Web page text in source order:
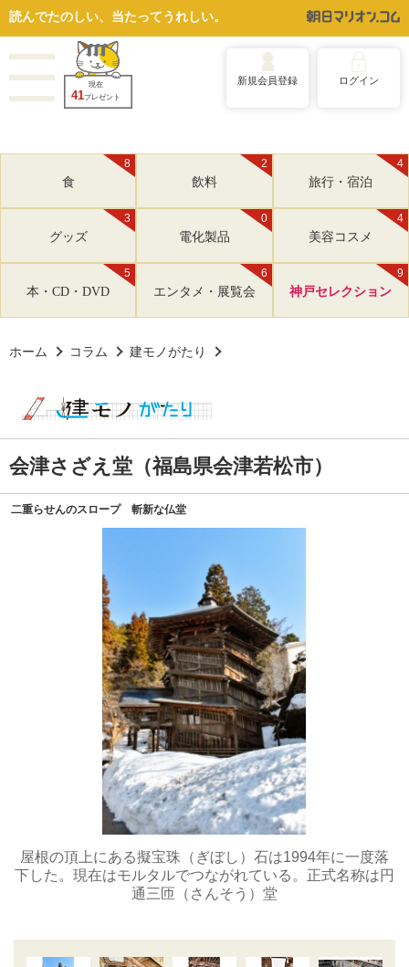
読んでたのしい、当たってうれしい。
現在
41プレゼント
新規会員登録 ログイン
8
食
2
飲料
4
旅行・宿泊
3
グッズ
0
電化製品
4
美容コスメ
5
本・CD・DVD
6
エンタメ・展覧会
9
神戸セレクション
ホーム コラム 建モノがたり
会津さざえ堂（福島県会津若松市）
二重らせんのスロープ 斬新な仏堂
屋根の頂上にある擬宝珠（ぎぼし）石は1994年に一度落
下した。現在はモルタルでつながれている。正式名称は円
通三匝（さんそう）堂